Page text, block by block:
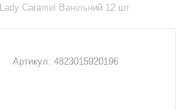
Caramel Ванільний 12 шт
Артикул: 4823015920196